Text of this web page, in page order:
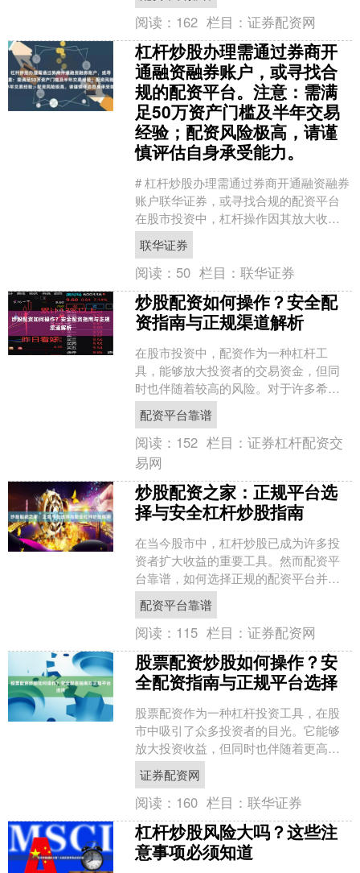
阅读： 162 栏目：证券配资网
杠杆炒股办理需通过券商开
通融资融券账户，或寻找合
规的配资平台。注意：需满
足50万资产门槛及半年交易
经验；配资风险极高，请谨
慎评估自身承受能力。
# 杠杆炒股办理需通过券商开通融资融券
账户联华证券，或寻找合规的配资平台
在股市投资中，杠杆操作因其放大收益
的可能性而备受关注。对于希望借助杠
杆提升资金使用效率....
联华证券
阅读： 50 栏目：联华证券
炒股配资如何操作？安全配
资指南与正规渠道解析
在股市投资中，配资作为一种杠杆工
具，能够放大投资者的交易资金，但同
时也伴随着较高的风险。对于许多希望
扩大收益的投资者来说配资平台靠谱，
了解如何安全、合规地进行炒....
配资平台靠谱
阅读： 152 栏目：证券杠杆配资交
易网
炒股配资之家：正规平台选
择与安全杠杆炒股指南
在当今股市中，杠杆炒股已成为许多投
资者扩大收益的重要工具。然而配资平
台靠谱，如何选择正规的配资平台并安
全地进行杠杆交易，是每位投资者必须
面对的关键问题。本文将为....
配资平台靠谱
阅读： 115 栏目：证券配资网
股票配资炒股如何操作？安
全配资指南与正规平台选择
股票配资作为一种杠杆投资工具，在股
市中吸引了众多投资者的目光。它能够
放大投资收益，但同时也伴随着更高的
风险。本文将为您详细解析股票配资的
操作方法，并提供安全配资....
证券配资网
阅读： 160 栏目：联华证券
杠杆炒股风险大吗？这些注
意事项必须知道